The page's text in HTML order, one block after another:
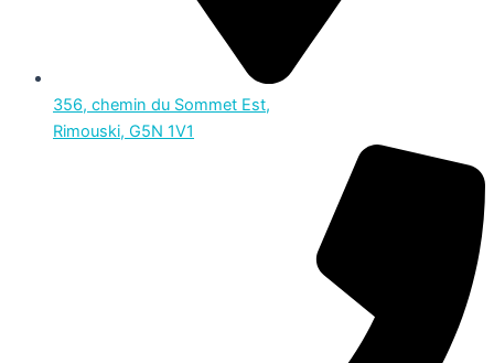
356, chemin du Sommet Est,
Rimouski, G5N 1V1